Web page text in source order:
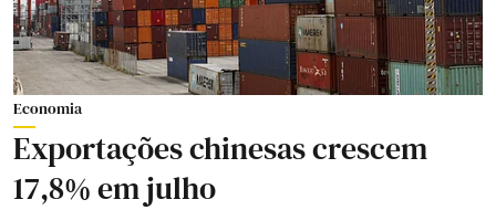
Economia
Exportações chinesas crescem
17,8% em julho